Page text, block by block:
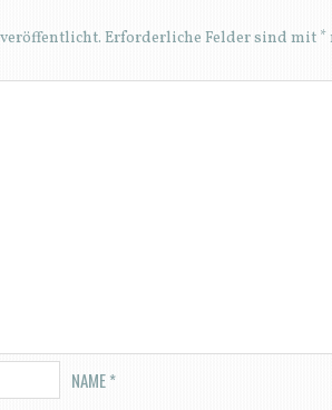
Erforderliche Felder sind mit *
NAME*